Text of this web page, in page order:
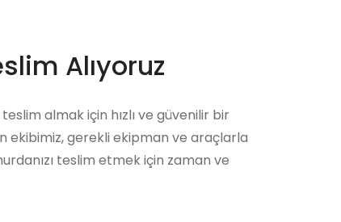
Alıyoruz
teslim almak için hızlı ve güvenilir bir
ekibimiz, gerekli ekipman ve araçlarla
teslim etmek için zaman ve